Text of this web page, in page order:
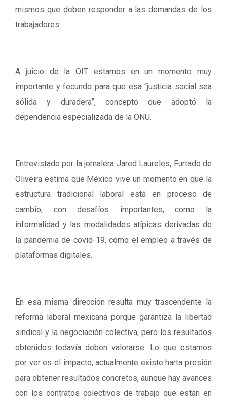
mismos que deben responder a las demandas de los
trabajadores.
A juicio de la OIT estamos en un momento muy
importante y fecundo para que esa “justicia social sea
sólida y duradera”, concepto que adoptó la
dependencia especializada de la ONU.
Entrevistado por la jornalera Jared Laureles, Furtado de
Oliveira estima que México vive un momento en que la
estructura tradicional laboral está en proceso de
cambio, con desafíos importantes, como la
informalidad y las modalidades atípicas derivadas de
la pandemia de covid-19, como el empleo a través de
plataformas digitales.
En esa misma dirección resulta muy trascendente la
reforma laboral mexicana porque garantiza la libertad
sindical y la negociación colectiva, pero los resultados
obtenidos todavía deben valorarse. Lo que estamos
por ver es el impacto; actualmente existe harta presión
para obtener resultados concretos, aunque hay avances
con los contratos colectivos de trabajo que están en